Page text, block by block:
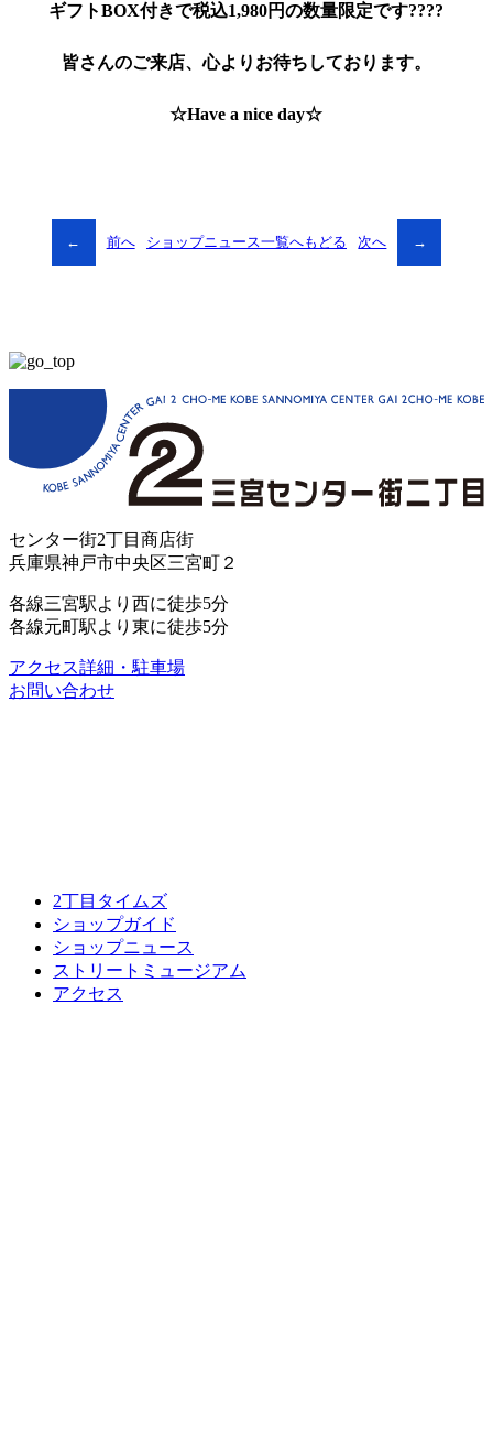
ギフトBOX付きで税込1,980円の数量限定です????
皆さんのご来店、心よりお待ちしております。
☆Have a nice day☆
← 前へ ショップニュース一覧へもどる 次へ →
センター街2丁目商店街
兵庫県神戸市中央区三宮町２
各線三宮駅より西に徒歩5分
各線元町駅より東に徒歩5分
アクセス詳細・駐車場
お問い合わせ
2丁目タイムズ
ショップガイド
ショップニュース
ストリートミュージアム
アクセス